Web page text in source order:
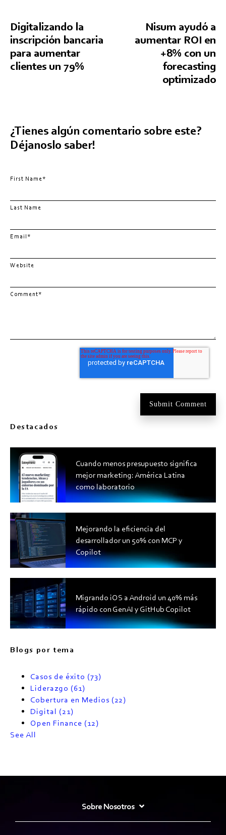
Digitalizando la
inscripción bancaria
para aumentar
clientes un 79%
Nisum ayudó a
aumentar ROI en
+8% con un
forecasting
optimizado
¿Tienes algún comentario sobre este?
Déjanoslo saber!
First Name*
Last Name
Email*
Website
Comment*
Destacados
Cuando menos presupuesto significa
mejor marketing: América Latina
como laboratorio
Mejorando la eficiencia del
desarrollador un 50% con MCP y
Copilot
Migrando iOS a Android un 40% más
rápido con GenAI y GitHub Copilot
Blogs por tema
Casos de éxito (73)
Liderazgo (61)
Cobertura en Medios (22)
Digital (21)
Open Finance (12)
See All
Sobre Nosotros